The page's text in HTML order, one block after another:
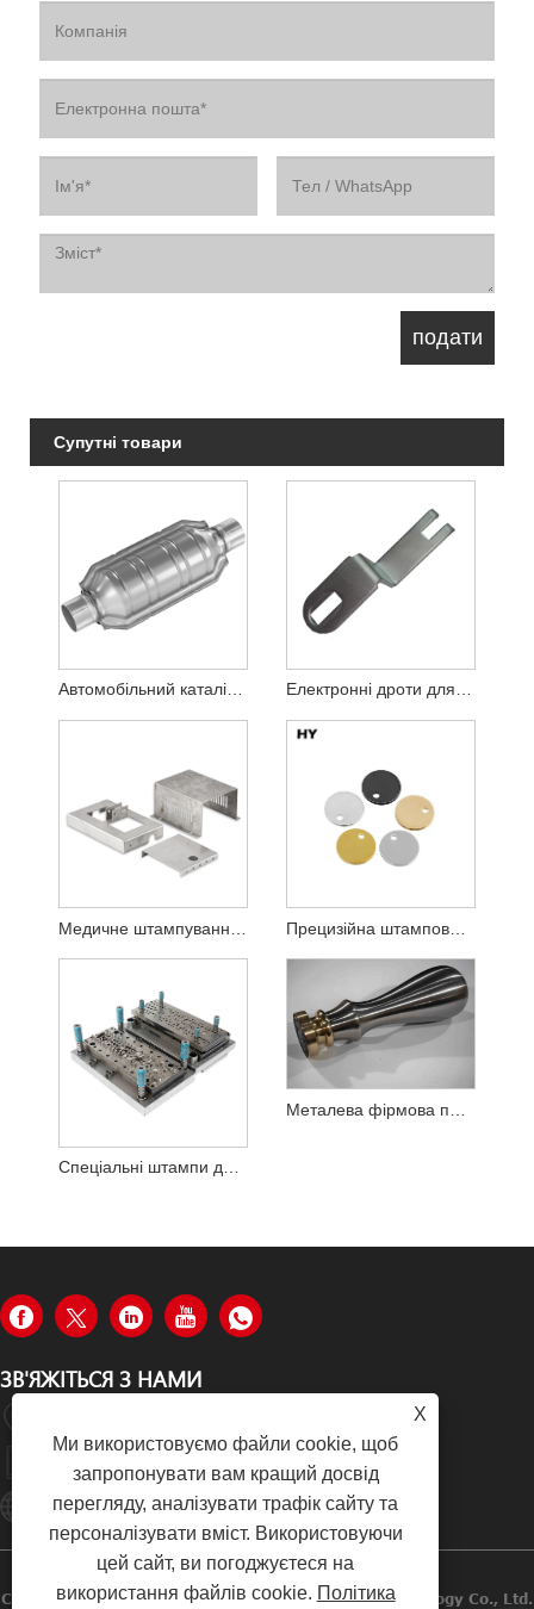
Супутні товари
Автомобільний каталітичний нейтралізатор металевого штампування Електронні дроти для штампування металу
Спеціальні штампи для штампування металу
ЗВ'ЯЖІТЬСЯ З НАМИ
Sales08@xmhongyu.com.cn
Copyright © 2023 Xiamen Hongyu Intelligent Technology Co., Ltd.
X
Ми використовуємо файли cookie, щоб
запропонувати вам кращий досвід
перегляду, аналізувати трафік сайту та
персоналізувати вміст. Використовуючи
цей сайт, ви погоджуєтеся на
використання файлів cookie. Політика